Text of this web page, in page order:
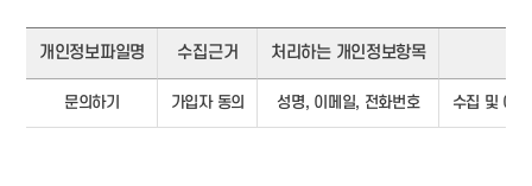
개인정보파일명 수집근거 처리하는 개인정보항목
문의하기 가입자 동의 성명, 이메일, 전화번호 수집 및 이